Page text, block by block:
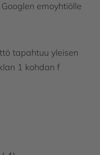
emoyhtiölle
tapahtuu yleisen
1 kohdan f